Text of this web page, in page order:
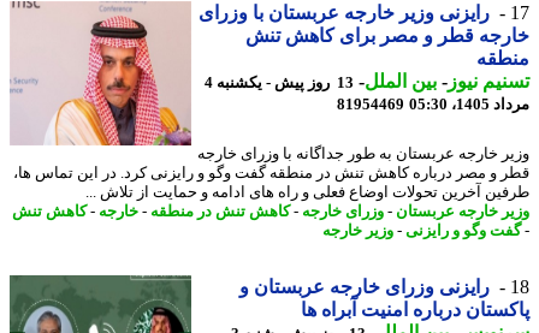
رایزنی وزیر خارجه عربستان با وزرای
قطر و مصر برای کاهش تنش
نیوز-بین الملل-
13 روز پیش - یکشنبه 4
05:30
81954469
خارجه عربستان به طور جداگانه با وزرای خارجه
و مصر درباره کاهش تنش در منطقه گفت وگو و رایزنی کرد. در این تماس ها،
آخرین تحولات اوضاع فعلی و راه های ادامه و حمایت از تلاش ...
خارجه عربستان-وزرای خارجه-کاهش تنش در منطقه-خارجه-کاهش تنش
وگو و رایزنی- وزیر خارجه
رایزنی وزرای خارجه عربستان و
درباره امنیت آبراه ها